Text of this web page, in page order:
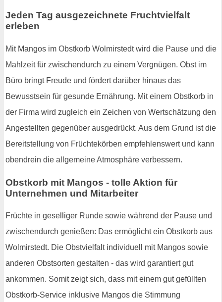
Jeden Tag ausgezeichnete Fruchtvielfalt
erleben
Mit Mangos im Obstkorb Wolmirstedt wird die Pause und die
Mahlzeit für zwischendurch zu einem Vergnügen. Obst im
Büro bringt Freude und fördert darüber hinaus das
Bewusstsein für gesunde Ernährung. Mit einem Obstkorb in
der Firma wird zugleich ein Zeichen von Wertschätzung den
Angestellten gegenüber ausgedrückt. Aus dem Grund ist die
Bereitstellung von Früchtekörben empfehlenswert und kann
obendrein die allgemeine Atmosphäre verbessern.
Obstkorb mit Mangos - tolle Aktion für
Unternehmen und Mitarbeiter
Früchte in geselliger Runde sowie während der Pause und
zwischendurch genießen: Das ermöglicht ein Obstkorb aus
Wolmirstedt. Die Obstvielfalt individuell mit Mangos sowie
anderen Obstsorten gestalten - das wird garantiert gut
ankommen. Somit zeigt sich, dass mit einem gut gefüllten
Obstkorb-Service inklusive Mangos die Stimmung